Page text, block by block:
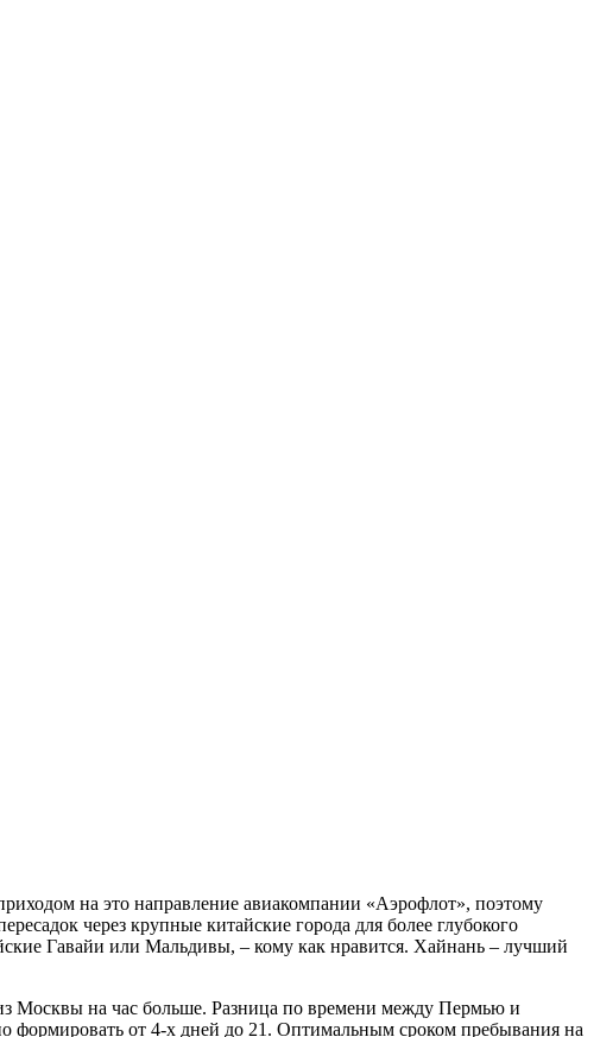
на это направление авиакомпании «Аэрофлот», поэтому
через крупные китайские города для более глубокого
Гавайи или Мальдивы, – кому как нравится. Хайнань – лучший
Москвы на час больше. Разница по времени между Пермью и
формировать от 4-х дней до 21. Оптимальным сроком пребывания на